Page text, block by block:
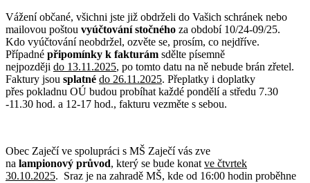
Vážení občané, všichni jste již obdrželi do Vašich schránek nebo
mailovou poštou vyúčtovánístočného za období 10/24-09/25.
Kdo vyúčtování neobdržel, ozvěte se, prosím, co nejdříve.
Případné připomínky k fakturám sdělte písemně
nejpozději do 13.11.2025, po tomto datu na ně nebude brán zřetel.
Faktury jsou splatné do 26.11.2025. Přeplatky i doplatky
přes pokladnu OÚ budou probíhat každé pondělí a středu 7.30
-11.30 hod. a 12-17 hod., fakturu vezměte s sebou.
Obec Zaječí ve spolupráci s MŠ Zaječí vás zve
na lampionový průvod, který se bude konat ve čtvrtek
30.10.2025. Sraz je na zahradě MŠ, kde od 16:00 hodin proběhne